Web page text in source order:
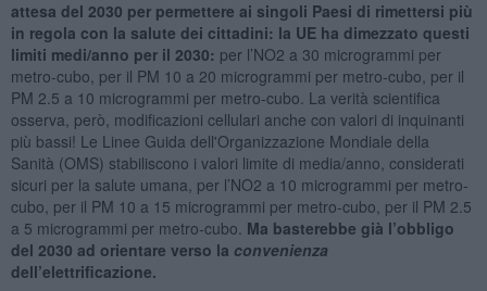
attesa del 2030 per permettere ai singoli Paesi di rimettersi più
in regola con la salute dei cittadini: la UE ha dimezzato questi
limiti medi/anno per il 2030: per l’NO2 a 30 microgrammi per
metro-cubo, per il PM 10 a 20 microgrammi per metro-cubo, per il
PM 2.5 a 10 microgrammi per metro-cubo. La verità scientifica
osserva, però, modificazioni cellulari anche con valori di inquinanti
più bassi! Le Linee Guida dell'Organizzazione Mondiale della
Sanità (OMS) stabiliscono i valori limite di media/anno, considerati
sicuri per la salute umana, per l’NO2 a 10 microgrammi per metro-
cubo, per il PM 10 a 15 microgrammi per metro-cubo, per il PM 2.5
a 5 microgrammi per metro-cubo. Ma basterebbe già l’obbligo
del 2030 ad orientare verso la convenienza
dell’elettrificazione.